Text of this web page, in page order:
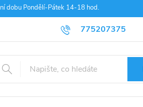
dobu Pondělí-Pátek 14-18 hod.
775207375